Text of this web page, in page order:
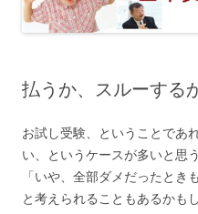
払うか、スルーする
お試し受験、ということであ
い、というケースが多いと思
「いや、全部ダメだったとき
と考えられることもあるかも